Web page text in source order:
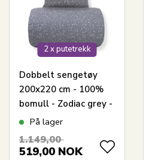
2 x putetrekk
Dobbelt sengetøy
200x220 cm - 100%
bomull - Zodiac grey -
Vendbar med stjerner
På lager
1.149,00
519,00 NOK